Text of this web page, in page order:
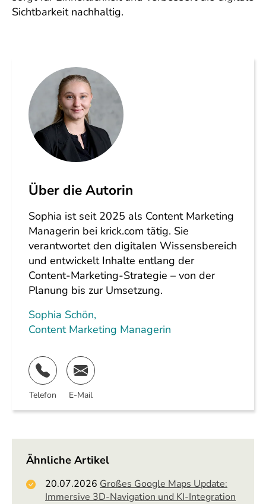
Sichtbarkeit nachhaltig.
Über die Autorin
Sophia ist seit 2025 als Content Marketing
Managerin bei krick.com tätig. Sie
verantwortet den digitalen Wissensbereich
und entwickelt Inhalte entlang der
Content-Marketing-Strategie – von der
Planung bis zur Umsetzung.
Sophia Schön,
Content Marketing Managerin
Telefon E-Mail
Ähnliche Artikel
20.07.2026 Großes Google Maps Update:
Immersive 3D-Navigation und KI-Integration